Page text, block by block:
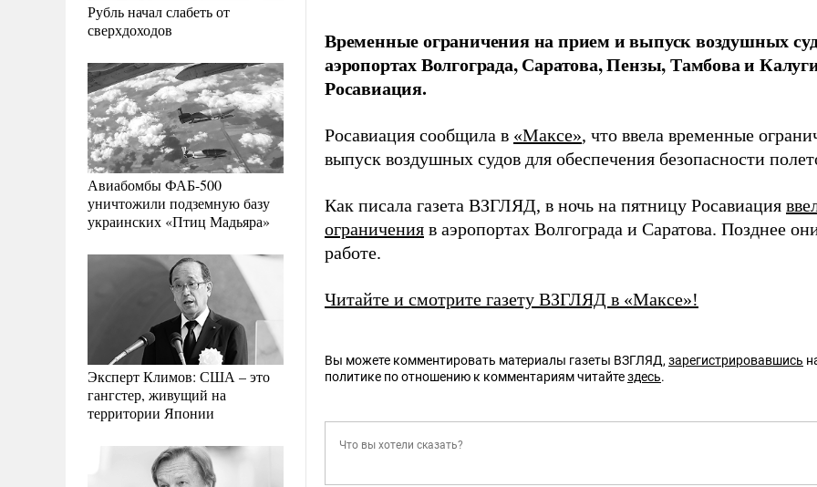
Рубль начал слабеть от
сверхдоходов
Авиабомбы ФАБ-500
уничтожили подземную базу
украинских «Птиц Мадьяра»
Эксперт Климов: США – это
гангстер, живущий на
территории Японии
Временные ограничения на прием и выпуск воздушных
аэропортах Волгограда, Саратова, Пензы, Тамбова и
Росавиация.
Росавиация сообщила в «Максе», что ввела временные
выпуск воздушных судов для обеспечения безопасности
Как писала газета ВЗГЛЯД, в ночь на пятницу Росавиация
ограничения в аэропортах Волгограда и Саратова. Позднее
работе.
Читайте и смотрите газету ВЗГЛЯД в «Максе»!
Вы можете комментировать материалы газеты ВЗГЛЯД, зарегистрировавшись
политике по отношению к комментариям читайтездесь.